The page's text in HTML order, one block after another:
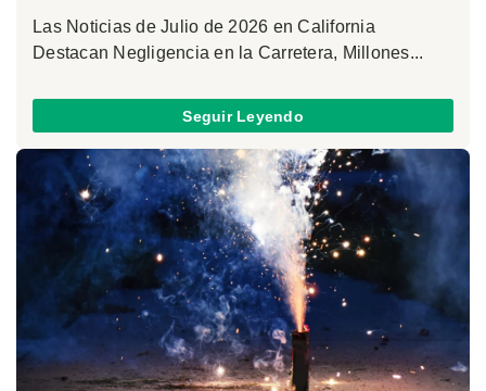
Las Noticias de Julio de 2026 en California
Destacan Negligencia en la Carretera, Millones...
Seguir Leyendo